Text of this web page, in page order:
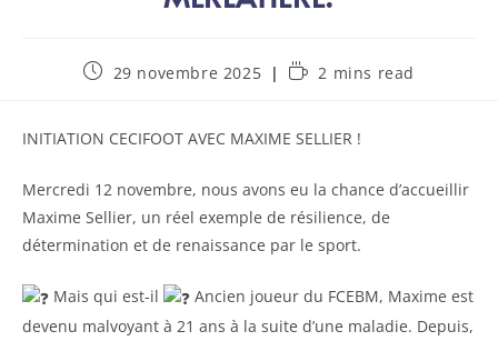
29 novembre 2025 2 mins read
INITIATION CECIFOOT AVEC MAXIME SELLIER !
Mercredi 12 novembre, nous avons eu la chance d’accueillir
Maxime Sellier, un réel exemple de résilience, de
détermination et de renaissance par le sport.
Mais qui est-il
Ancien joueur du FCEBM, Maxime est
devenu malvoyant à 21 ans à la suite d’une maladie. Depuis,